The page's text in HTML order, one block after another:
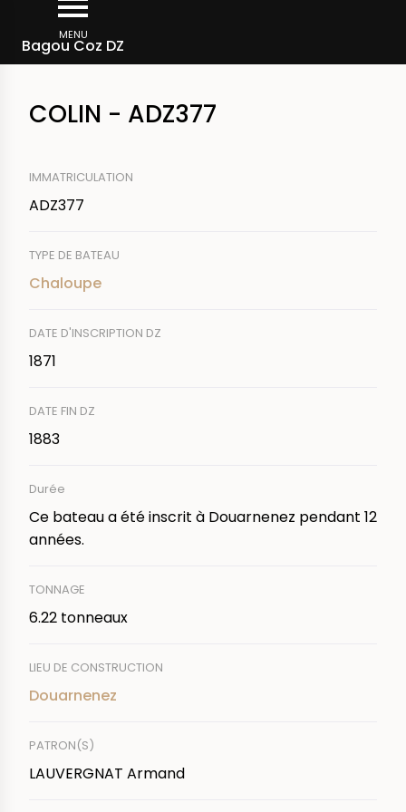
contenu
MENU
Bagou Coz DZ
d'Ariane
Rechercher un bateau
COLIN - ADZ377
IMMATRICULATION
ADZ377
TYPE DE BATEAU
Chaloupe
DATE D'INSCRIPTION DZ
1871
DATE FIN DZ
1883
Durée
Ce bateau a été inscrit à Douarnenez pendant 12
années.
TONNAGE
6.22 tonneaux
LIEU DE CONSTRUCTION
Douarnenez
PATRON(S)
LAUVERGNAT Armand